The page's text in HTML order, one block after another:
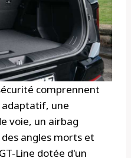
comprennent
une
voie, un airbag
angles morts et
Line dotée d'un